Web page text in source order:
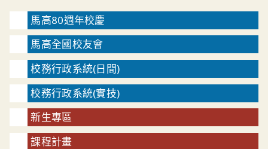
馬高80週年校慶
馬高全國校友會
校務行政系統(日間)
校務行政系統(實技)
新生專區
課程計畫